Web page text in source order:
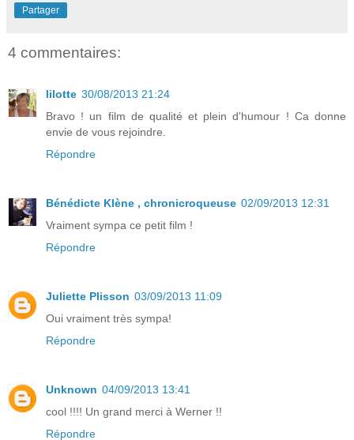
Partager
4 commentaires:
lilotte 30/08/2013 21:24
Bravo ! un film de qualité et plein d'humour ! Ca donne
envie de vous rejoindre.
Répondre
Bénédicte Klène , chronicroqueuse 02/09/2013 12:31
Vraiment sympa ce petit film !
Répondre
Juliette Plisson 03/09/2013 11:09
Oui vraiment très sympa!
Répondre
Unknown 04/09/2013 13:41
cool !!!! Un grand merci à Werner !!
Répondre